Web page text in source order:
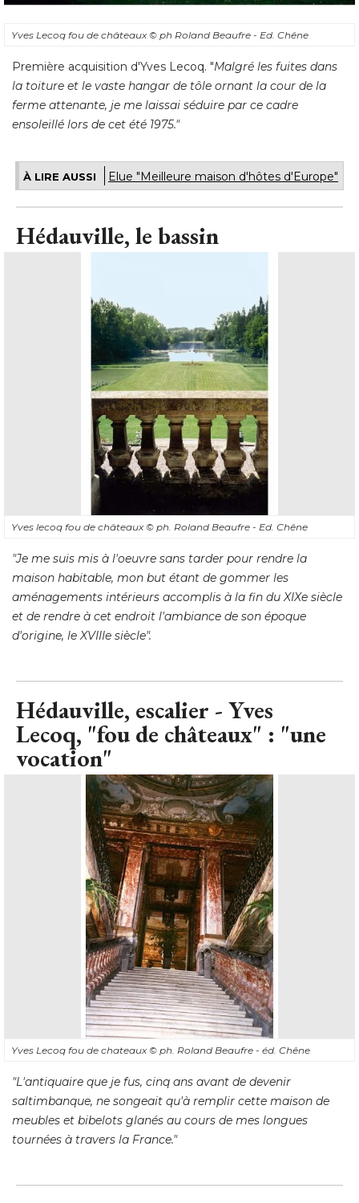
la toiture et le vaste hangar de tôle ornant la cour de la
À LIRE AUSSI Elue "Meilleure maison d'hôtes d'Europe"
Hédauville, le bassin
Yves lecoq fou de châteaux© ph. Roland Beaufre - Ed. Chêne
"Je me suis mis à l'oeuvre sans tarder pour rendre la
maison habitable, mon but étant de gommer les
aménagements intérieurs accomplis à la fin du XIXe siècle
d'origine, le XVIIIe siècle".
Hédauville, escalier - Yves
vocation"
Yves Lecoq fou de chateaux© ph. Roland Beaufre - éd. Chêne
"L'antiquaire que je fus, cinq ans avant de devenir
saltimbanque, ne songeait qu'à remplir cette maison de
meubles et bibelots glanés au cours de mes longues
Hédauville, plafond - Yves
vocation"